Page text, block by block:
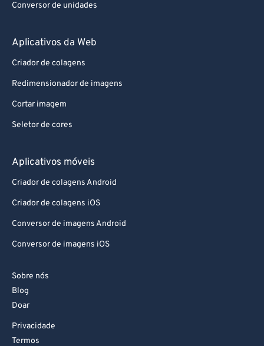
Conversor de unidades
Aplicativos da Web
Criador de colagens
Redimensionador de imagens
Cortar imagem
Seletor de cores
Aplicativos móveis
Criador de colagens Android
Criador de colagens iOS
Conversor de imagens Android
Conversor de imagens iOS
Sobre nós
Blog
Doar
Privacidade
Termos